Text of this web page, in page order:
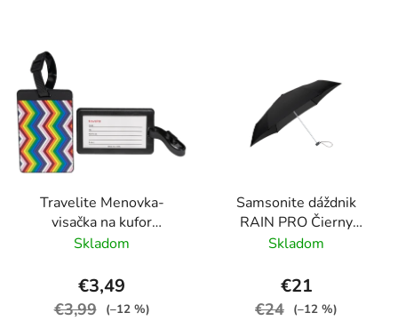
Travelite Menovka-
visačka na kufor
Multicolor Waves
Skladom
€3,49
€3,99 (–12 %)
Samsonite dáždnik
RAIN PRO Čierny
skladací manuálny
Skladom
€21
€24 (–12 %)